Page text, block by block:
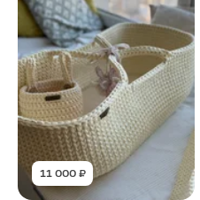
11 000 ₽